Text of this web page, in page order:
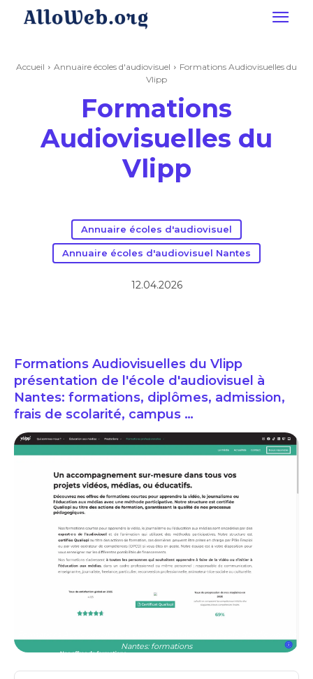
Accueil Annuaire écoles d'audiovisuel
Formations Audiovisuelles du
Vlipp
Formations
Audiovisuelles du
Vlipp
Annuaire écoles d'audiovisuel
Annuaire écoles d'audiovisuel Nantes
12.04.2026
Formations Audiovisuelles du Vlipp
présentation de l'école d'audiovisuel à
Nantes: formations, diplômes, admission,
frais de scolarité, campus …
Nantes: formations